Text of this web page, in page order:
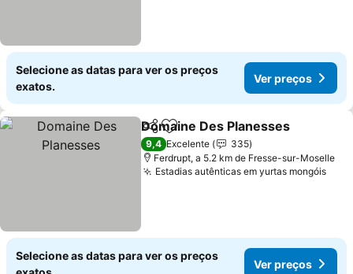
Selecione as datas para ver os preços
exatos.
Ver preços
PartilharAdicionar aos favoritos
Domaine Des Planesses
9,4 Excelente
335
Ferdrupt, a 5.2 km de Fresse-sur-Moselle
Estadias autênticas em yurtas mongóis
Selecione as datas para ver os preços
Ver preços